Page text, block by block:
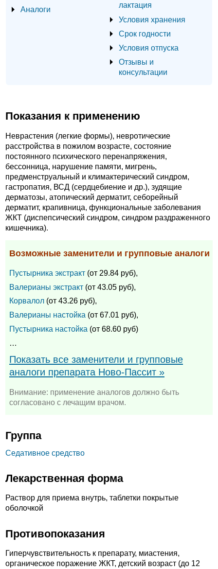
Аналоги
лактация
Условия хранения
Срок годности
Условия отпуска
Отзывы и
консультации
Показания к применению
Неврастения (легкие формы), невротические
расстройства в пожилом возрасте, состояние
постоянного психического перенапряжения,
бессонница, нарушение памяти, мигрень,
предменструальный и климактерический синдром,
гастропатия, ВСД (сердцебиение и др.), зудящие
дерматозы, атопический дерматит, себорейный
дерматит, крапивница, функциональные заболевания
ЖКТ (диспепсический синдром, синдром раздраженного
кишечника).
Возможные заменители и групповые аналоги
Пустырника экстракт (от 29.84 руб),
Валерианы экстракт (от 43.05 руб),
Корвалол (от 43.26 руб),
Валерианы настойка (от 67.01 руб),
Пустырника настойка (от 68.60 руб)
…
Показать все заменители и групповые
аналоги препарата Ново-Пассит »
Внимание: применение аналогов должно быть
согласовано с лечащим врачом.
Группа
Седативное средство
Лекарственная форма
Раствор для приема внутрь, таблетки покрытые
оболочкой
Противопоказания
Гиперчувствительность к препарату, миастения,
органическое поражение ЖКТ, детский возраст (до 12